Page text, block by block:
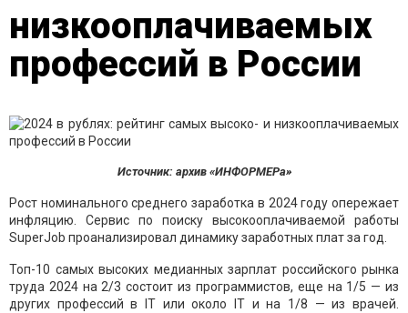
низкооплачиваемых
профессий в России
Источник: архив «ИНФОРМЕРа»
Рост номинального среднего заработка в 2024 году опережает
инфляцию. Сервис по поиску высокооплачиваемой работы
SuperJob проанализировал динамику заработных плат за год.
Топ-10 самых высоких медианных зарплат российского рынка
труда 2024 на 2/3 состоит из программистов, еще на 1/5 — из
других профессий в IT или около IT и на 1/8 — из врачей.